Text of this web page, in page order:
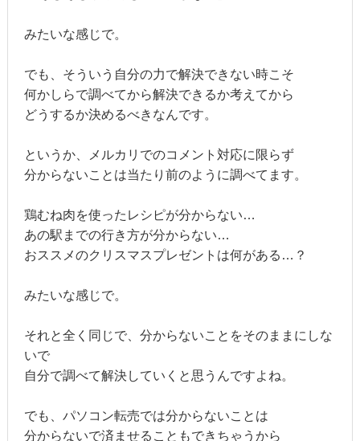
みたいな感じで。
でも、そういう自分の力で解決できない時こそ
何かしらで調べてから解決できるか考えてから
どうするか決めるべきなんです。
というか、メルカリでのコメント対応に限らず
分からないことは当たり前のように調べてます。
鶏むね肉を使ったレシピが分からない…
あの駅までの行き方が分からない…
おススメのクリスマスプレゼントは何がある…？
みたいな感じで。
それと全く同じで、分からないことをそのままにしな
いで
自分で調べて解決していくと思うんですよね。
でも、パソコン転売では分からないことは
分からないで済ませることもできちゃうから